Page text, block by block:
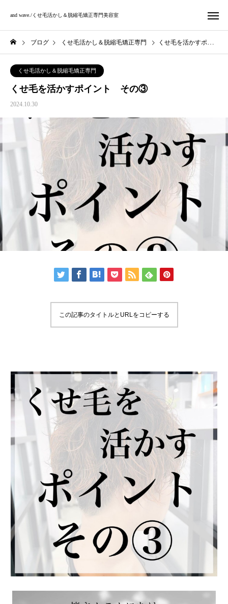
and wave./くせ毛活かし＆脱縮毛矯正専門美容室
ブログ くせ毛活かし＆脱縮毛矯正専門 くせ毛を活かすポイント その③
くせ毛活かし＆脱縮毛矯正専門
くせ毛を活かすポイント その③
2024.10.30
この記事のタイトルとURLをコピーする